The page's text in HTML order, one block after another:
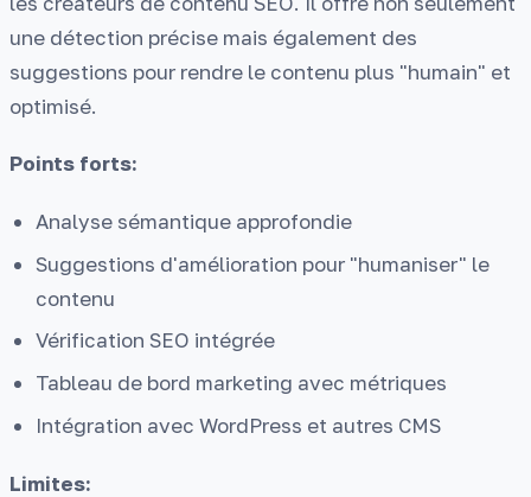
une détection précise mais également des
suggestions pour rendre le contenu plus "humain" et
optimisé.
Points forts:
Analyse sémantique approfondie
Suggestions d'amélioration pour "humaniser" le
contenu
Vérification SEO intégrée
Tableau de bord marketing avec métriques
Intégration avec WordPress et autres CMS
Limites: